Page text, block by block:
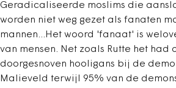
Geradicaliseerde moslims die
worden niet weg gezet als fanaten
mannen...Het woord 'fanaat' is
van mensen. Net zoals Rutte het had
doorgesnoven hooligans bij de
Malieveld terwijl 95% van de